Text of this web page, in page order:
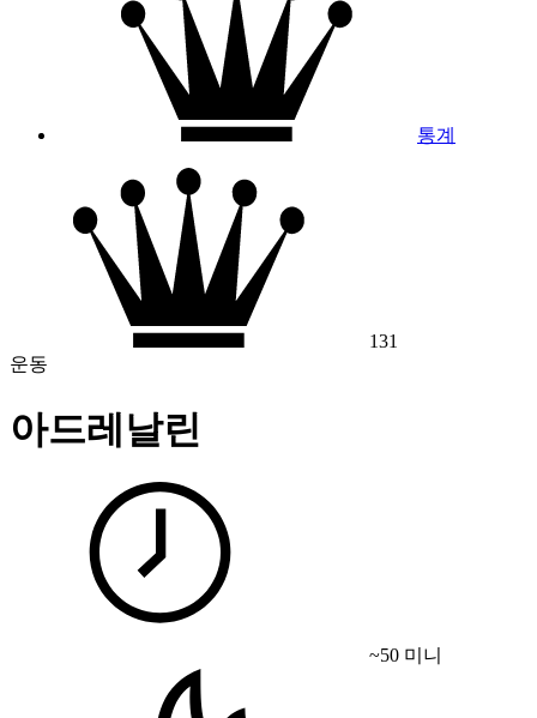
통계
131
운동
아드레날린
~50 미니